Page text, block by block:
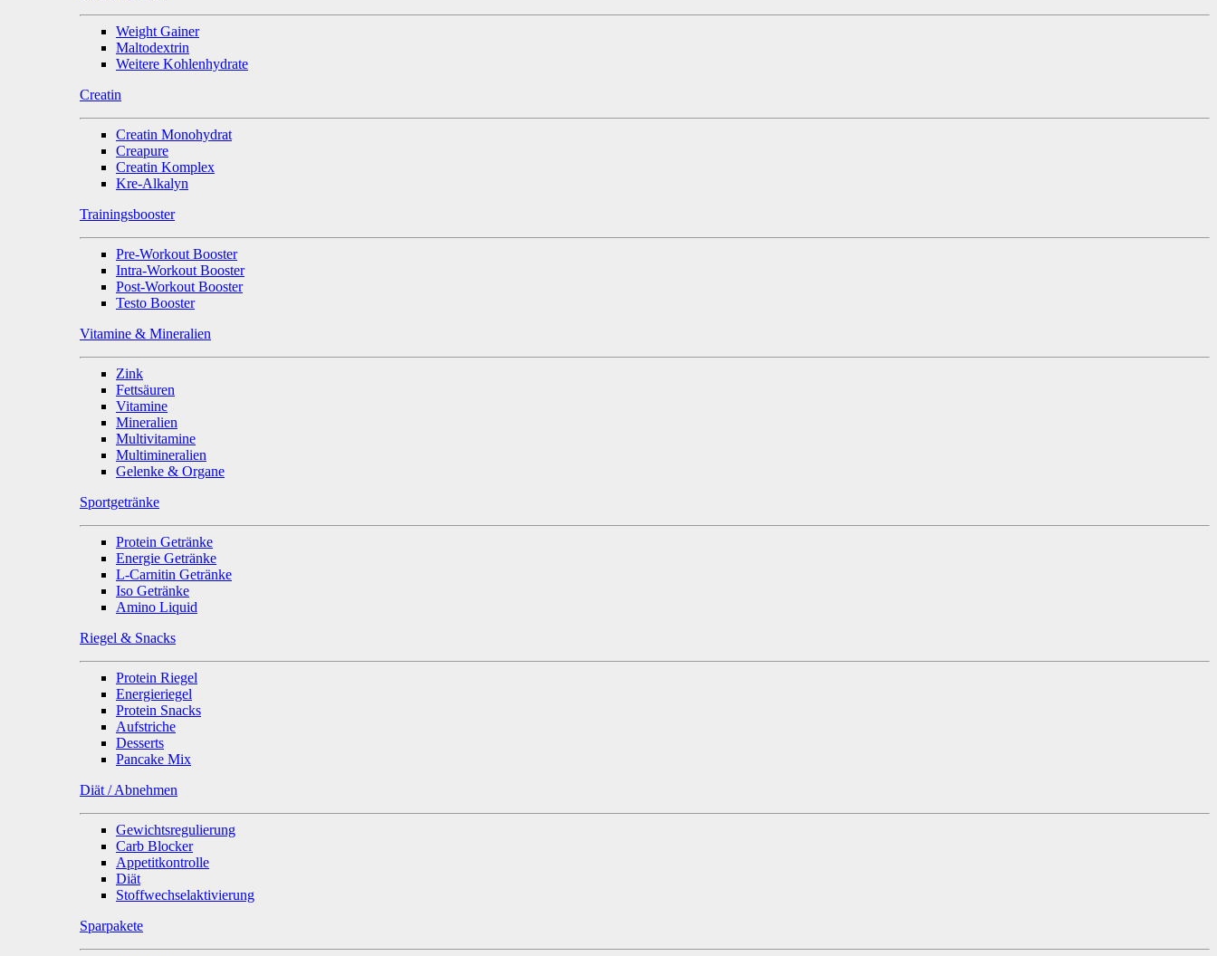
Weight Gainer
Maltodextrin
Weitere Kohlenhydrate
Creatin
Creatin Monohydrat
Creapure
Creatin Komplex
Kre-Alkalyn
Trainingsbooster
Pre-Workout Booster
Intra-Workout Booster
Post-Workout Booster
Testo Booster
Vitamine & Mineralien
Zink
Fettsäuren
Vitamine
Mineralien
Multivitamine
Multimineralien
Gelenke & Organe
Sportgetränke
Protein Getränke
Energie Getränke
L-Carnitin Getränke
Iso Getränke
Amino Liquid
Riegel & Snacks
Protein Riegel
Energieriegel
Protein Snacks
Aufstriche
Desserts
Pancake Mix
Diät / Abnehmen
Gewichtsregulierung
Carb Blocker
Appetitkontrolle
Diät
Stoffwechselaktivierung
Sparpakete